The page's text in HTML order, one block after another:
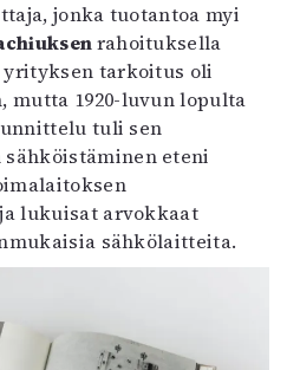
2026
2026
2026
2025
saame
2025
irtonumerot
jonka tuotantoa myi
rahoituksella
yrityksen tarkoitus oli
mutta 1920-luvun lopulta
tuli sen
eteni
lukuisat arvokkaat
sähkölaitteita.